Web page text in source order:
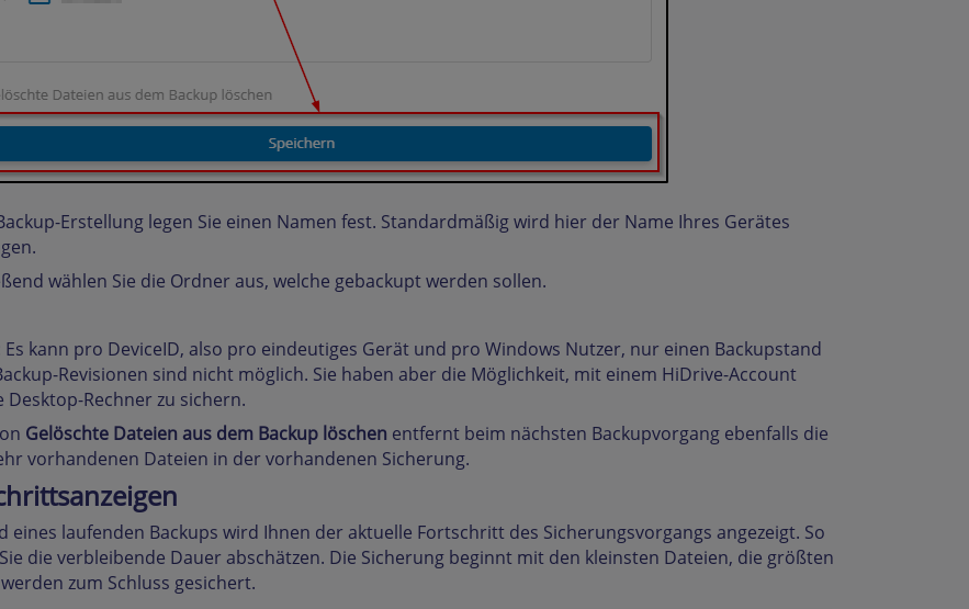
Erstellung legen Sie einen Namen fest. Standardmäßig wird hier der Name Ihres Gerätes
wählen Sie die Ordner aus, welche gebackupt werden sollen.
Es kann pro DeviceID, also pro eindeutiges Gerät und pro Windows Nutzer, nur einen Backupstand
Revisionen sind nicht möglich. Sie haben aber die Möglichkeit, mit einem HiDrive-Account
Desktop-Rechner zu sichern.
Gelöschte Dateien aus dem Backup löschen entfernt beim nächsten Backupvorgang ebenfalls die
vorhandenen Dateien in der vorhandenen Sicherung.
eines laufenden Backups wird Ihnen der aktuelle Fortschritt des Sicherungsvorgangs angezeigt. So
die verbleibende Dauer abschätzen. Die Sicherung beginnt mit den kleinsten Dateien, die größten
zum Schluss gesichert.